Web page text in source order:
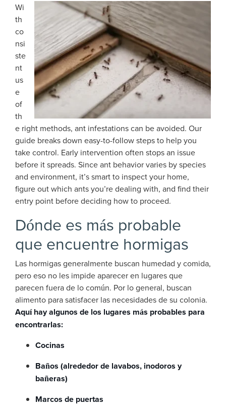
Wi
th
co
nsi
ste
nt
us
e
of
th
e right methods, ant infestations can be avoided. Our
guide breaks down easy-to-follow steps to help you
take control. Early intervention often stops an issue
before it spreads. Since ant behavior varies by species
and environment, it’s smart to inspect your home,
figure out which ants you’re dealing with, and find their
entry point before deciding how to proceed.
Dónde es más probable
que encuentre hormigas
Las hormigas generalmente buscan humedad y comida,
pero eso no les impide aparecer en lugares que
parecen fuera de lo común. Por lo general, buscan
alimento para satisfacer las necesidades de su colonia.
Aquí hay algunos de los lugares más probables para
encontrarlas:
Cocinas
Baños (alrededor de lavabos, inodoros y
bañeras)
Marcos de puertas